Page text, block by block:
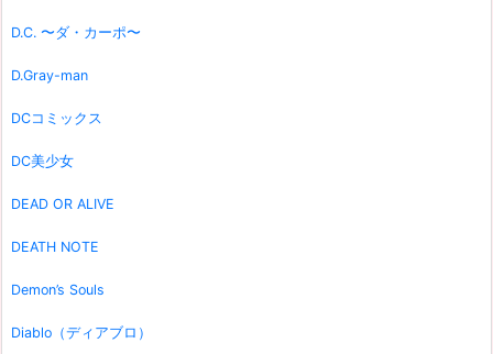
D.C. 〜ダ・カーポ〜
D.Gray-man
DCコミックス
DC美少女
DEAD OR ALIVE
DEATH NOTE
Demon’s Souls
Diablo（ディアブロ）